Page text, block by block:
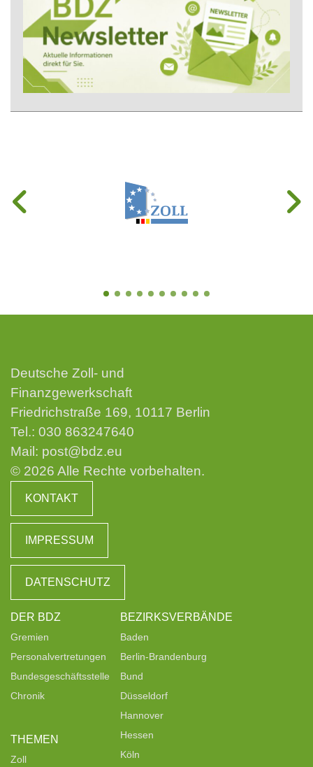
Deutsche Zoll- und
Finanzgewerkschaft
Friedrichstraße 169, 10117 Berlin
Tel.: 030 863247640
Mail: post@bdz.eu
© 2026 Alle Rechte vorbehalten.
KONTAKT
IMPRESSUM
DATENSCHUTZ
DER BDZ
Gremien
Personalvertretungen
Bundesgeschäftsstelle
Chronik
THEMEN
Zoll
BEZIRKSVERBÄNDE
Baden
Berlin-Brandenburg
Bund
Düsseldorf
Hannover
Hessen
Köln